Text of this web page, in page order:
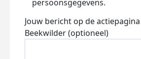
persoonsgegevens.
Jouw bericht op de
Beekwilder (optioneel)